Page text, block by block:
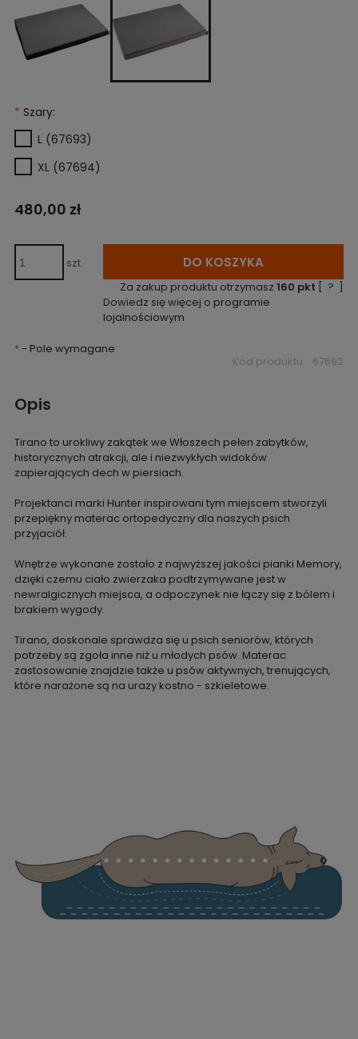
* Szary:
L (67693)
XL (67694)
480,00 zł
szt. DO KOSZYKA
Za zakup produktu otrzymasz160 pkt [ ? ]
Dowiedz się więcej o programie
lojalnościowym
*- Pole wymagane
Kod produktu: 67692
Opis
Tirano to urokliwy zakątek we Włoszech pełen zabytków,
historycznych atrakcji, ale i niezwykłych widoków
zapierających dech w piersiach.
Projektanci marki Hunter inspirowani tym miejscem stworzyli
przepiękny materac ortopedyczny dla naszych psich
przyjaciół.
Wnętrze wykonane zostało z najwyższej jakości pianki Memory,
dzięki czemu ciało zwierzaka podtrzymywane jest w
newralgicznych miejsca, a odpoczynek nie łączy się z bólem i
brakiem wygody.
Tirano, doskonale sprawdza się u psich seniorów, których
potrzeby są zgoła inne niż u młodych psów. Materac
zastosowanie znajdzie także u psów aktywnych, trenujących,
które narażone są na urazy kostno - szkieletowe.